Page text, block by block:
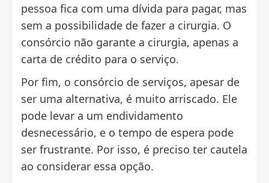
pessoa fica com uma dívida para pagar, mas
sem a possibilidade de fazer a cirurgia. O
consórcio não garante a cirurgia, apenas a
carta de crédito para o serviço.
Por fim, o consórcio de serviços, apesar de
ser uma alternativa, é muito arriscado. Ele
pode levar a um endividamento
desnecessário, e o tempo de espera pode
ser frustrante. Por isso, é preciso ter cautela
ao considerar essa opção.